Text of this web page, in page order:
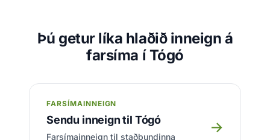
Þú getur líka hlaðið inneign á
farsíma í Tógó
FARSÍMAINNEIGN
Sendu inneign til Tógó
Farsímainneign til staðbundinna
→